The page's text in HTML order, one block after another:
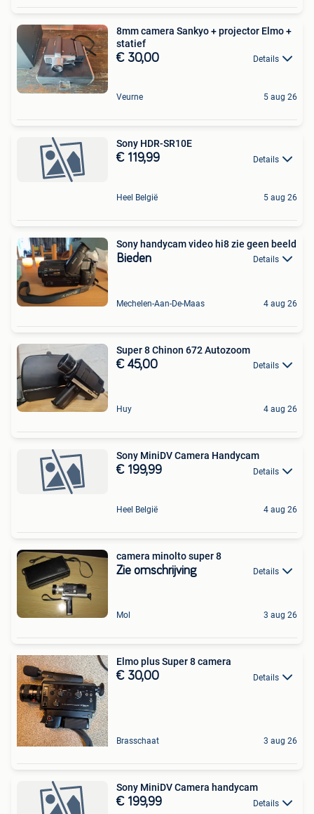
8mm camera Sankyo + projector Elmo +
statief
€ 30,00 Details
Veurne 5 aug 26
Sony HDR-SR10E
€ 119,99 Details
Heel België 5 aug 26
Sony handycam video hi8 zie geen beeld
Bieden Details
Mechelen-Aan-De-Maas 4 aug 26
Super 8 Chinon 672 Autozoom
€ 45,00 Details
Huy 4 aug 26
Sony MiniDV Camera Handycam
€ 199,99 Details
Heel België 4 aug 26
camera minolto super 8
Zie omschrijving Details
Mol 3 aug 26
Elmo plus Super 8 camera
€ 30,00 Details
Brasschaat 3 aug 26
Sony MiniDV Camera handycam
€ 199,99 Details